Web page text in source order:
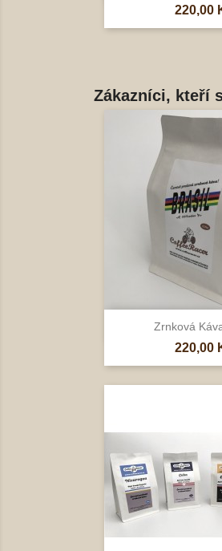
Cena
220,00
Zákazníci, kteří
Zrnková
Cena
220,00
Rychlý